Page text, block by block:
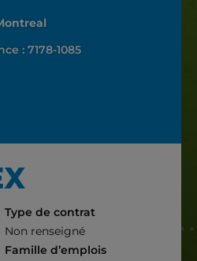
: 7178-1085
Type de contrat
Non renseigné
Famille d’emplois